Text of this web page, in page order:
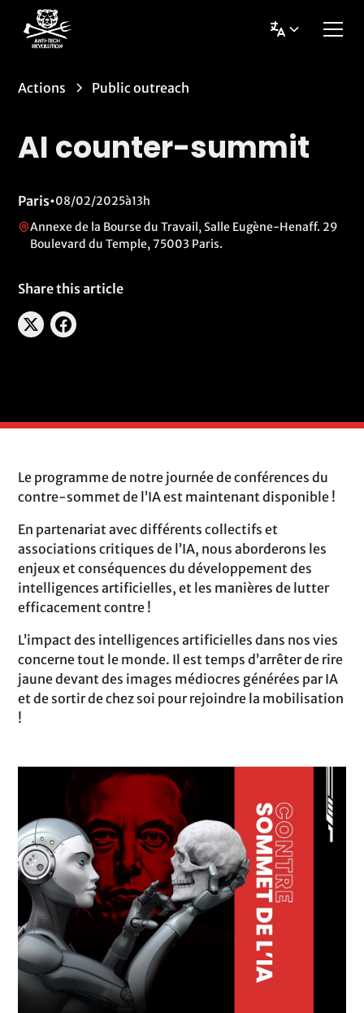
Actions Public outreach
AI counter-summit
Paris•08/02/2025à13h
Annexe de la Bourse du Travail, Salle Eugène-Henaff. 29
Boulevard du Temple, 75003 Paris.
Share this article
Le programme de notre journée de conférences du
contre-sommet de l’IA est maintenant disponible !
En partenariat avec différents collectifs et
associations critiques de l’IA, nous aborderons les
enjeux et conséquences du développement des
intelligences artificielles, et les manières de lutter
efficacement contre !
L’impact des intelligences artificielles dans nos vies
concerne tout le monde. Il est temps d’arrêter de rire
jaune devant des images médiocres générées par IA
et de sortir de chez soi pour rejoindre la mobilisation
!